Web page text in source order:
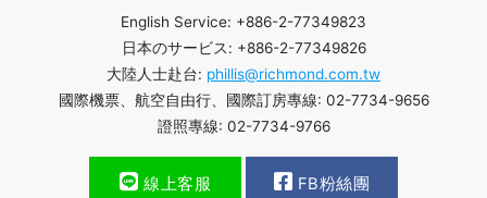
English Service: +886-2-77349823
日本のサービス: +886-2-77349826
大陸人士赴台: phillis@richmond.com.tw
國際機票、航空自由行、國際訂房專線: 02-7734-9656
證照專線: 02-7734-9766
線上客服 FB粉絲團